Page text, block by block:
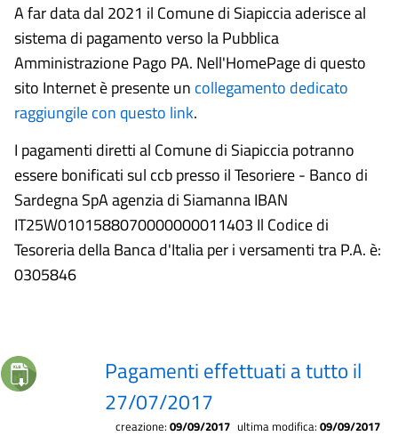
A far data dal 2021 il Comune di Siapiccia aderisce al
sistema di pagamento verso la Pubblica
Amministrazione Pago PA. Nell'HomePage di questo
sito Internet è presente un collegamento dedicato
raggiungile con questo link.
I pagamenti diretti al Comune di Siapiccia potranno
essere bonificati sul ccb presso il Tesoriere - Banco di
Sardegna SpA agenzia di Siamanna IBAN
IT25W0101588070000000011403 Il Codice di
Tesoreria della Banca d'Italia per i versamenti tra P.A. è:
0305846
Pagamenti effettuati a tutto il
27/07/2017
creazione: 09/09/2017 ultima modifica: 09/09/2017